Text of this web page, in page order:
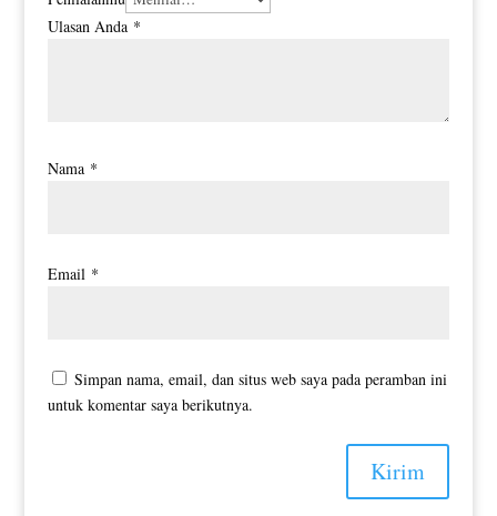
Ulasan Anda *
Nama *
Email *
Simpan nama, email, dan situs web saya pada peramban ini
untuk komentar saya berikutnya.
Kirim